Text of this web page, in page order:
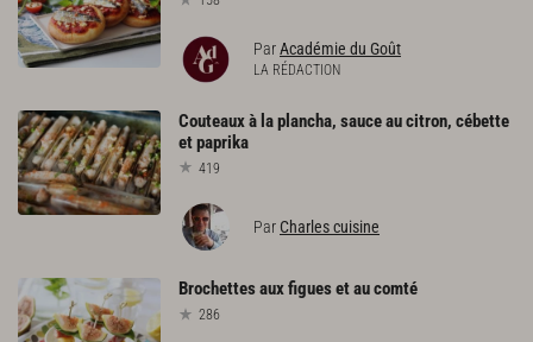
ParAcadémie du Goût
LA RÉDACTION
Couteauxà laplancha, sauceaucitron, cébette
etpaprika
419
Par Charles cuisine
Brochettesauxfiguesetaucomté
286